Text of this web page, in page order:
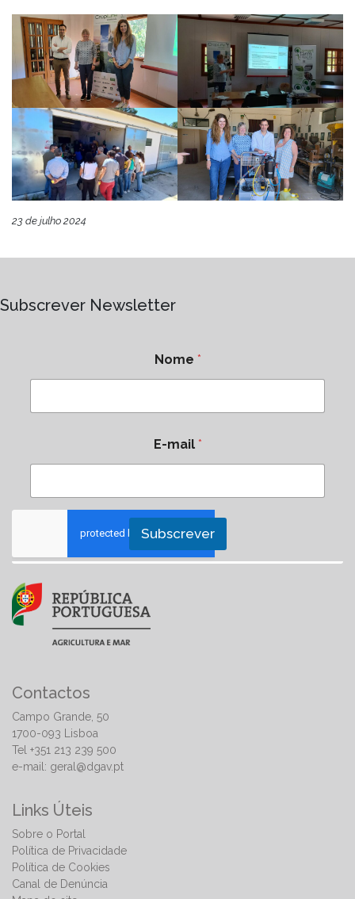
23 de julho 2024
Subscrever Newsletter
Nome *
E-mail *
Subscrever
Contactos
Campo Grande, 50
1700-093 Lisboa
Tel +351 213 239 500
e-mail: geral@dgav.pt
Links Úteis
Sobre o Portal
Política de Privacidade
Política de Cookies
Canal de Denúncia